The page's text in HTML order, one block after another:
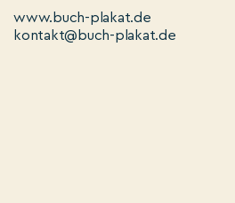
www.buch-plakat.de
kontakt@buch-plakat.de